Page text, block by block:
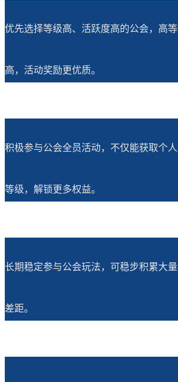
优先选择等级高、活跃度高的公会，高
高，活动奖励更优质。
积极参与公会全员活动，不仅能获取个
等级，解锁更多权益。
长期稳定参与公会玩法，可稳步积累大
差距。